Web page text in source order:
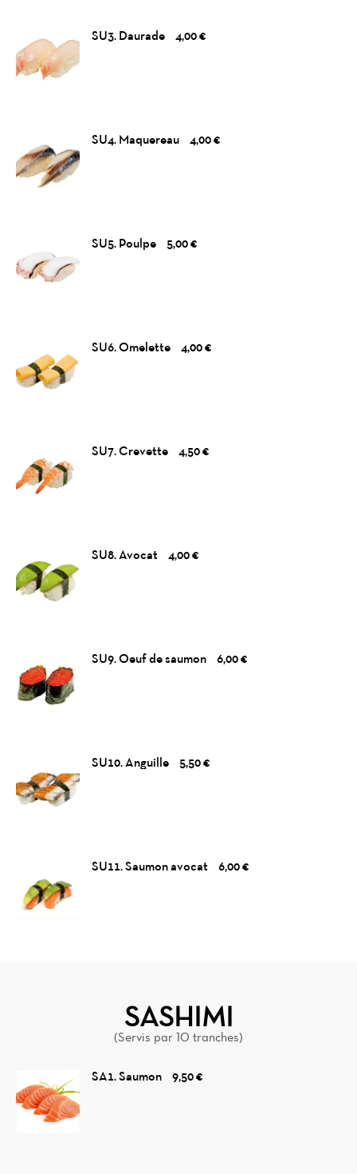
SU3. Daurade 4,00 €
SU4. Maquereau 4,00 €
SU5. Poulpe 5,00 €
SU6. Omelette 4,00 €
SU7. Crevette 4,50 €
SU8. Avocat 4,00 €
SU9. Oeuf de saumon 6,00 €
SU10. Anguille 5,50 €
SU11. Saumon avocat 6,00 €
SASHIMI
(Servis par 10 tranches)
SA1. Saumon 9,50 €